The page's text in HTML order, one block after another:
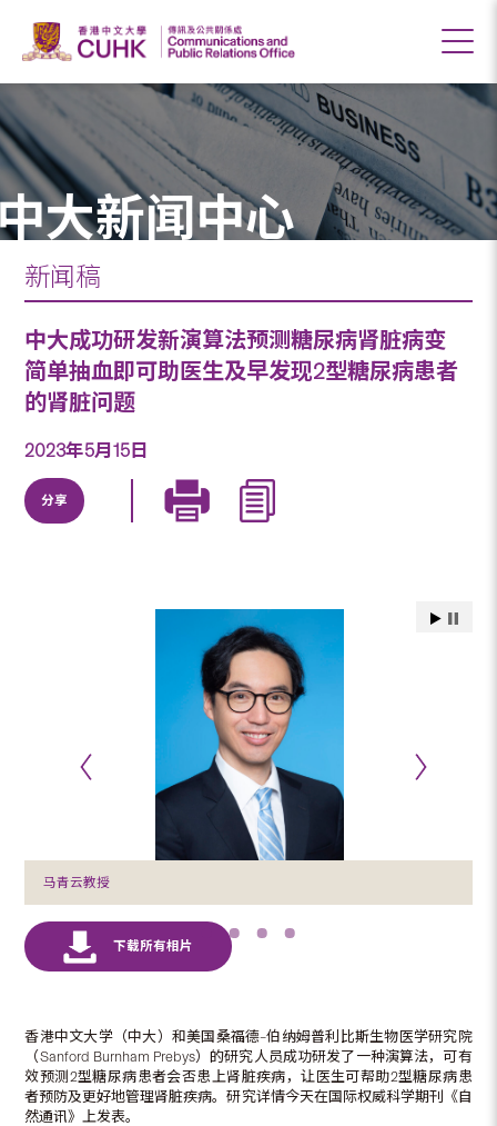
大新闻中心
新闻稿
中大成功研发新演算法预测糖尿病肾脏病变
简单抽血即可助医生及早发现2型糖尿病患者
的肾脏问题
2023年5月15日
分享
马青云教授
香港中文大学（中大）和美国桑福德–伯纳姆普利比斯生物医学研究院
（Sanford Burnham Prebys）的研究人员成功研发了一种演算法，可有
效预测2型糖尿病患者会否患上肾脏疾病，让医生可帮助2型糖尿病患
者预防及更好地管理肾脏疾病。研究详情今天在国际权威科学期刊《自
然通讯》上发表。